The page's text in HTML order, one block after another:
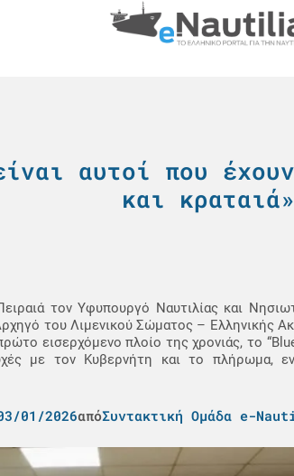
αυτοί που
και κραταιά»
τον Υφυπουργό Ναυτιλίας και
του Λιμενικού Σώματος – Ελληνικής
εισερχόμενο πλοίο της χρονιάς, το
με τον Κυβερνήτη και το πλήρωμα,
01/2026απόΣυντακτική Ομάδα e-